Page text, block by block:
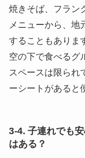
焼きそば、フラン
メニューから、地
することもありま
空の下で食べるグ
スペースは限られ
ーシートがあると
3-4. 子連れでも
はある？